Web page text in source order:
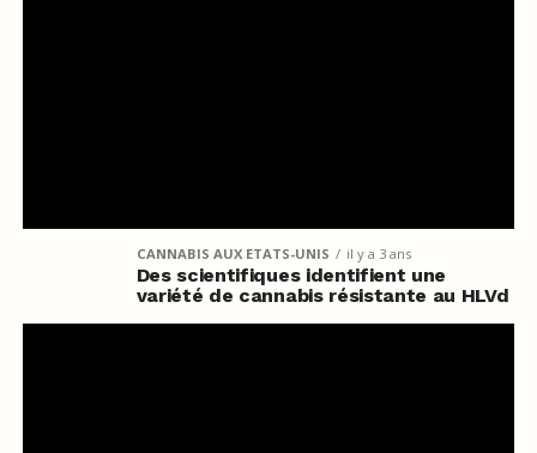
CANNABIS AUX ETATS-UNIS il y a 3 ans
Des scientifiques identifient une
variété de cannabis résistante au HLVd